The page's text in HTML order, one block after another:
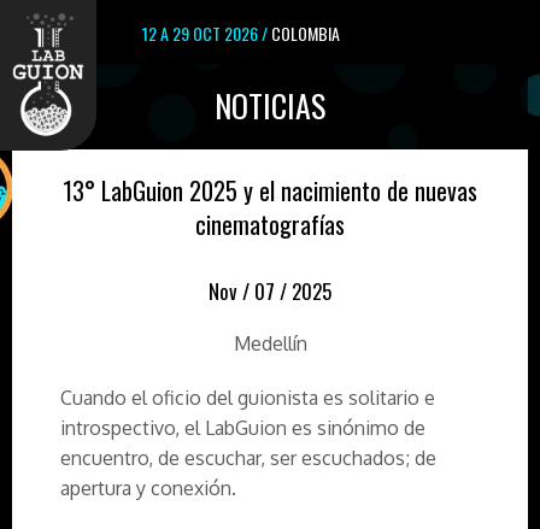
12 A 29 OCT 2026 /COLOMBIA
NOTICIAS
13° LabGuion 2025 y el nacimiento de nuevas
cinematografías
Nov / 07 / 2025
Medellín
Cuando el oficio del guionista es solitario e
introspectivo, el LabGuion es sinónimo de
encuentro, de escuchar, ser escuchados; de
apertura y conexión.